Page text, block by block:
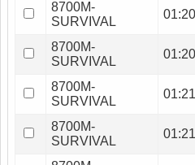
8700M-
SURVIVAL
8700M-
SURVIVAL
8700M-
SURVIVAL
8700M-
SURVIVAL